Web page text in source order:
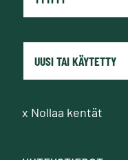
x Nollaa kentät